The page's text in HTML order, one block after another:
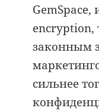
GemSpace,
encryption,
законным
сильнее